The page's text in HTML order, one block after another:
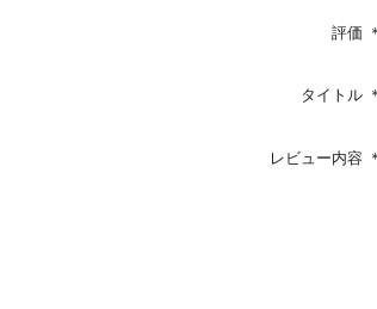
評価 ＊
タイトル ＊
レビュー内容 ＊